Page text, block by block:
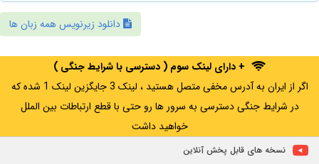
دانلود زیرنویس همه زبان ها
+ دارای لینک سوم ( دسترسی با شرایط جنگی )
اگر از ایران به آدرس مخفی متصل هستید ، لینک 3 جایگزین لینک 1 شده که
در شرایط جنگی دسترسی به سرور ها رو حتی با قطع ارتباطات بین الملل
خواهید داشت
نسخه های قابل پخش آنلاین